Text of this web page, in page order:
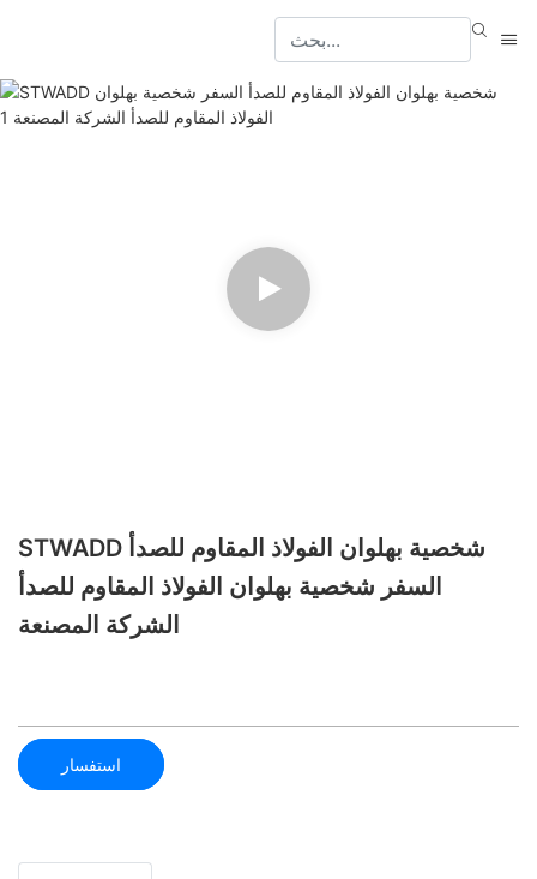
STWADD شخصية بهلوان الفولاذ المقاوم للصدأ
السفر شخصية بهلوان الفولاذ المقاوم للصدأ
الشركة المصنعة
استفسار